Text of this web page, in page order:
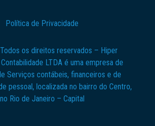
Política de Privacidade
os direitos reservados – Hiper
LTDA é uma empresa de
Serviços contábeis, financeiros e de
pessoal, localizada no bairro do Centro,
no Rio de Janeiro – Capital